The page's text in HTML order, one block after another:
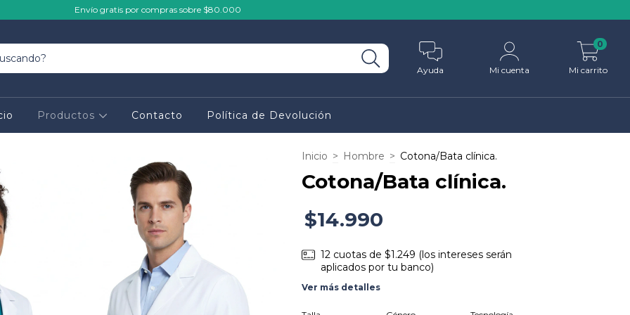
Envío gratis por compras sobre $80.000
Ayuda Mi cuenta Mi carrito
0
Productos Contacto Política de Devolución
Inicio > Hombre > Cotona/Bata clínica.
Cotona/Bata clínica.
$14.990
12 cuotas de $1.249 (los intereses serán
aplicados por tu banco)
Ver más detalles